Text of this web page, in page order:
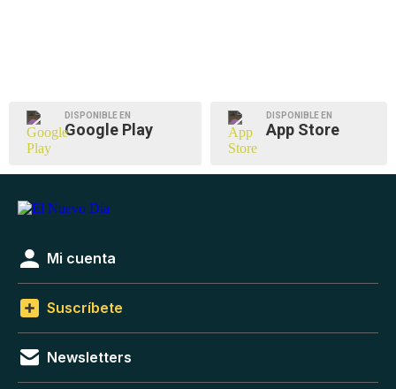
DISPONIBLE EN
Google Play
DISPONIBLE EN
App Store
Mi cuenta
Suscríbete
Newsletters